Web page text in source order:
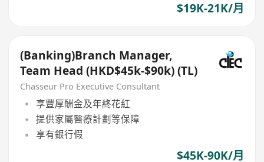
$19K-21K/月
(Banking)Branch Manager,
Team Head (HKD$45k-$90k) (TL)
Chasseur Pro Executive Consultant
享豐厚酬金及年終花紅
提供家屬醫療計劃等保障
享有銀行假
$45K-90K/月